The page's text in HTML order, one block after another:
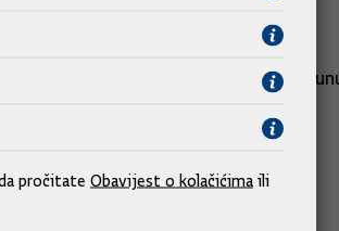
Državno odvjetništvo i Ministarstvo
pročitate Obavijest o kolačićima ili